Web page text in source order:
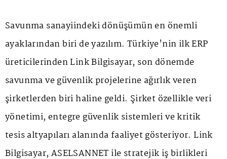
Savunma sanayiindeki dönüşümün en önemli
ayaklarından biri de yazılım. Türkiye'nin ilk ERP
üreticilerinden Link Bilgisayar, son dönemde
savunma ve güvenlik projelerine ağırlık veren
şirketlerden biri haline geldi. Şirket özellikle veri
yönetimi, entegre güvenlik sistemleri ve kritik
tesis altyapıları alanında faaliyet gösteriyor. Link
Bilgisayar, ASELSANNET ile stratejik iş birlikleri